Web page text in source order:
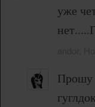
уже
Прошу